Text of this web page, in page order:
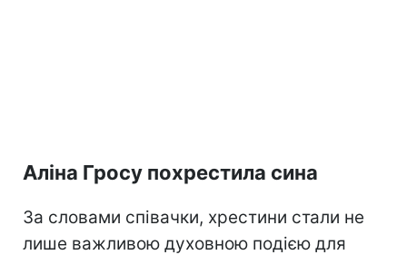
Аліна Гросу похрестила сина
За словами співачки, хрестини стали не
лише важливою духовною подією для